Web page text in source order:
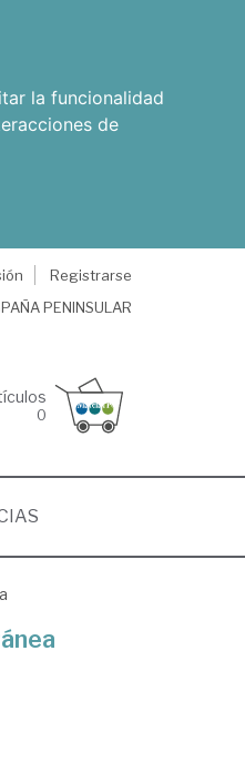
la funcionalidad
de
Registrarse
PENINSULAR
0